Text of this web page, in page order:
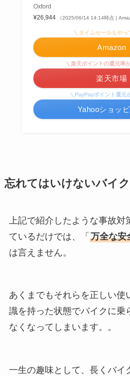
Oxford
¥26,944
（2025/06/14 14:14時点 |
＼タイムセールもやっ
Amazon
＼楽天ポイントの還元率
楽天市場
＼PayPayポイント還元
Yahooショッ
忘れてはいけないバイ
上記で紹介したような事故
ているだけでは、「 万全な安
は言えません。
あくまでもそれらを正しい使
識を持った状態でバイクに乗
なくなってしまいます。。
一生の趣味として、長くバイ